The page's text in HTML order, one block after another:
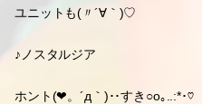
ユニットも(〃´∀｀)♡
♪ノスタルジア
ホント(❤。´д｀)･･すき○o｡..:*･♡